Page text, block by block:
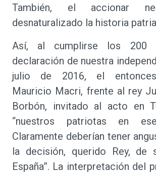
También, el accionar
desnaturalizado la historia
Así, al cumplirse los 200
declaración de nuestra
julio de 2016, el entonces
Mauricio Macri, frente al rey
Borbón, invitado al acto en
“nuestros patriotas en
Claramente deberían tener
la decisión, querido Rey, de
España”. La interpretación del